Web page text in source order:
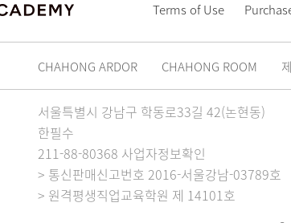
CHAHONG ARDOR CHAHONG ROOM
Terms of Use
서울특별시 강남구 학동로33길 42(논현동)
한필수
211-88-80368 사업자정보확인
> 통신판매신고번호 2016-서울강남-03789호
> 원격평생직업교육학원 제 14101호